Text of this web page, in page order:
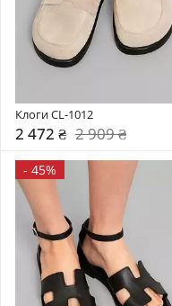
Клоги CL-1012
2 472 ₴ 2 909 ₴
- 45%